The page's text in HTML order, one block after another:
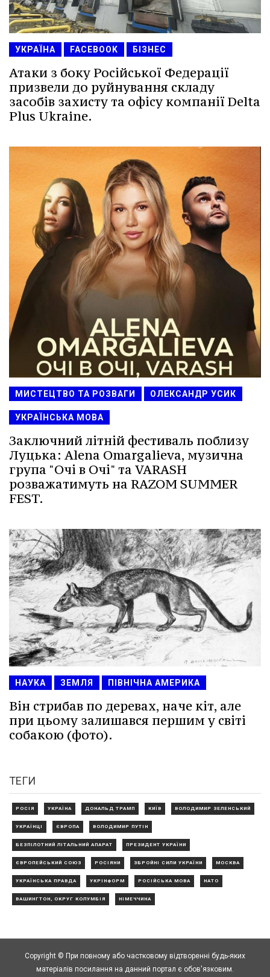
УКРАЇНА FACEBOOK БІЗНЕС
Атаки з боку Російської Федерації
призвели до руйнування складу
засобів захисту та офісу компанії Delta
Plus Ukraine.
МИСТЕЦТВО ТА РОЗВАГИ ОЛЕКСАНДР УСИК
УКРАЇНСЬКА МОВА
Заключний літній фестиваль поблизу
Луцька: Alena Omargalieva, музична
група "Очі в Очі" та VARASH
розважатимуть на RAZOM SUMMER
FEST.
НАУКА ЗЕМЛЯ ПІВНІЧНА АМЕРИКА
Він стрибав по деревах, наче кіт, але
при цьому залишався першим у світі
собакою (фото).
ТЕГИ
РОСІЯ УКРАЇНА ДОНАЛЬД ТРАМП КИЇВ ВОЛОДИМИР ЗЕЛЕНСЬКИЙ
УКРАЇНЦІ ЄВРОПА ВОЛОДИМИР ПУТІН
БЕЗПІЛОТНИЙ ЛІТАЛЬНИЙ АПАРАТ ПРЕЗИДЕНТ УКРАЇНИ
ЄВРОПЕЙСЬКИЙ СОЮЗ РОСІЯНИ ЗБРОЙНІ СИЛИ УКРАЇНИ МОСКВА
УКРАЇНСЬКА ПРАВДА УКРІНФОРМ РОСІЙСЬКА МОВА НАТО
ВАШИНГТОН, ОКРУГ КОЛУМБІЯ НІМЕЧЧИНА
Copyright © При повному або частковому відтворенні будь-яких
матеріалів посилання на данний портал є обов'язковим.